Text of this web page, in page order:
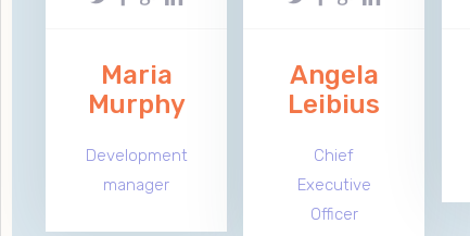
Maria
Murphy
Development
manager
Angela
Leibius
Chief
Executive
Officer